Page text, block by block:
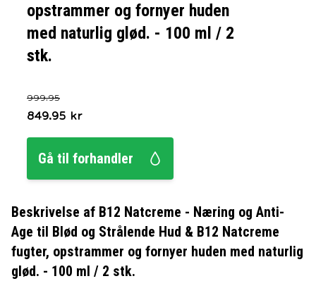
opstrammer og fornyer huden
med naturlig glød. - 100 ml / 2
stk.
999.95
849.95 kr
Gå til forhandler
Beskrivelse af B12 Natcreme - Næring og Anti-
Age til Blød og Strålende Hud & B12 Natcreme
fugter, opstrammer og fornyer huden med naturlig
glød. - 100 ml / 2 stk.